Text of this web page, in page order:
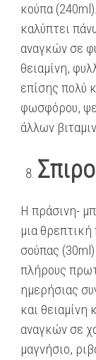
κούπα
καλύπτει
αναγκών σε
θειαμίνη,
επίσης πολύ
φωσφόρου,
άλλων
Η πράσινη-
μια
σούπας
πλήρους
ημερήσιας
και
αναγκών σε
μαγνήσιο,